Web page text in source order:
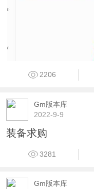
2206
Gm版本库
2022-9-9
装备求购
3281
Gm版本库